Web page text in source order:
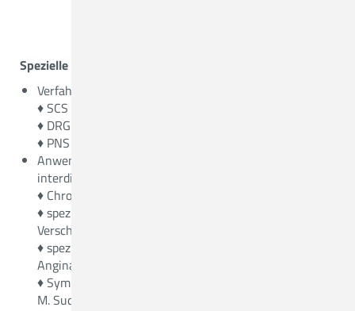
Spezielle Therapieformen
Verfahren der Neurostimulation wie zum Beispiel
♦ SCS – spinal cord stimulation
♦ DRG – dorsal root stimulation
♦ PNS – peripheral nerve stimulation
Anwendung der Neuromodulation erfolgt in einem
interdisziplinären Ansatz bei
♦ Chronischen Schmerzen in Bein, Arm oder Rücken
♦ speziellen Formen periphere arterielle
Verschlusskrankheit (pAVK)
♦ speziellen Formen der Koronaren Herzerkrankung /
Angina pectoris Beschwerden
♦ Sympathisch vermittelte Schmerzsyndrome (CRPS,
M. Sudeck)